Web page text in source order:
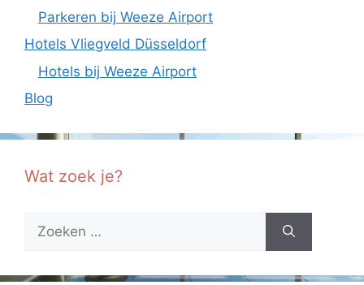
Parkeren bij Weeze Airport
Hotels Vliegveld Düsseldorf
Hotels bij Weeze Airport
Blog
Wat zoek je?
Zoek